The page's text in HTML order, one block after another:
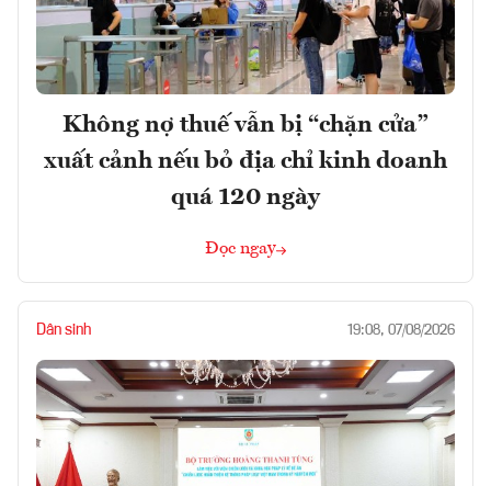
Không nợ thuế vẫn bị “chặn cửa”
xuất cảnh nếu bỏ địa chỉ kinh doanh
quá 120 ngày
Đọc ngay
Dân sinh 19:08, 07/08/2026